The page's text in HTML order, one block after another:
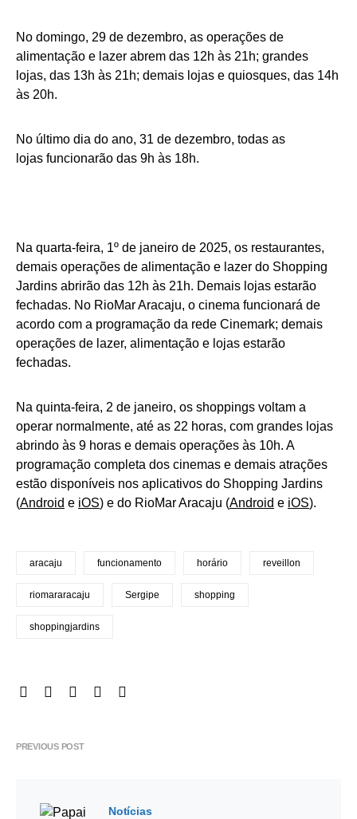
No domingo, 29 de dezembro, as operações de
alimentação e lazer abrem das 12h às 21h; grandes
lojas, das 13h às 21h; demais lojas e quiosques, das 14h
às 20h.
No último dia do ano, 31 de dezembro, todas as
lojas funcionarão das 9h às 18h.
Na quarta-feira, 1º de janeiro de 2025, os restaurantes,
demais operações de alimentação e lazer do Shopping
Jardins abrirão das 12h às 21h. Demais lojas estarão
fechadas. No RioMar Aracaju, o cinema funcionará de
acordo com a programação da rede Cinemark; demais
operações de lazer, alimentação e lojas estarão
fechadas.
Na quinta-feira, 2 de janeiro, os shoppings voltam a
operar normalmente, até as 22 horas, com grandes lojas
abrindo às 9 horas e demais operações às 10h. A
programação completa dos cinemas e demais atrações
estão disponíveis nos aplicativos do Shopping Jardins
(Android e iOS) e do RioMar Aracaju (Android e iOS).
aracaju funcionamento horário reveillon
riomararacaju Sergipe shopping
shoppingjardins
PREVIOUS POST
Notícias